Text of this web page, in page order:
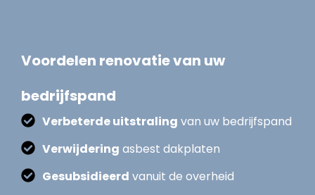
Voordelen renovatie van uw
bedrijfspand
Verbeterde uitstraling van uw bedrijfspand
Verwijdering asbest dakplaten
Gesubsidieerd vanuit de overheid